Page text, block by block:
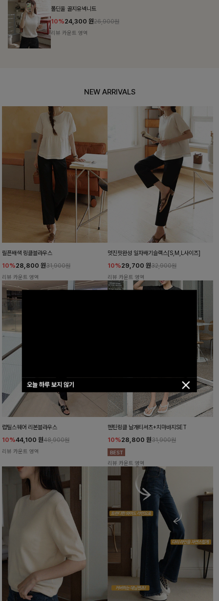
오늘 하루 보지 않기
폴딘울 골지유넥니트
10%24,300 원26,900원
리뷰 카운트 영역
NEW ARRIVALS
릴픈배색 링클블라우스
10%28,800 원31,900원
리뷰 카운트 영역
멋진핏완성 일자배기슬랙스[S,M,L사이즈]
10%29,700 원32,900원
리뷰 카운트 영역
럽틸스퀘어 리본블라우스
10%44,100 원48,900원
리뷰 카운트 영역
헨틴링클 날개티셔츠+치마바지SET
10%28,800 원31,900원
리뷰 카운트 영역